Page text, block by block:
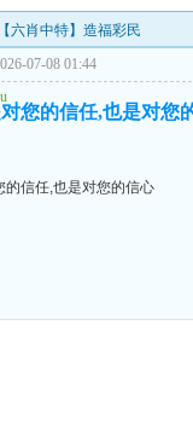
六肖中特】造福彩民
07-08 01:44
u
您的信任,也是对您
的信任,也是对您的信心